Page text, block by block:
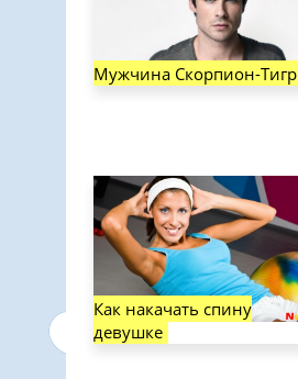
Мужчина Скорпион-Тигр
Как накачать спину
девушке